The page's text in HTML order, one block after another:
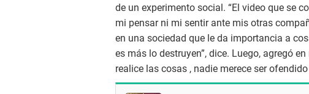
de un experimento social. “El video que se
mi pensar ni mi sentir ante mis otras
en una sociedad que le da importancia a
es más lo destruyen”, dice. Luego, agregó
realice las cosas , nadie merece ser